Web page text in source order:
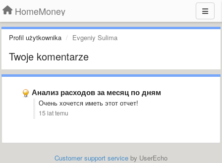
HomeMoney
Profil użytkownika Evgeniy Sulima
Twoje komentarze
Анализ расходов за месяц по дням
Очень хочется иметь этот отчет!
15 lat temu
Customer support service by UserEcho